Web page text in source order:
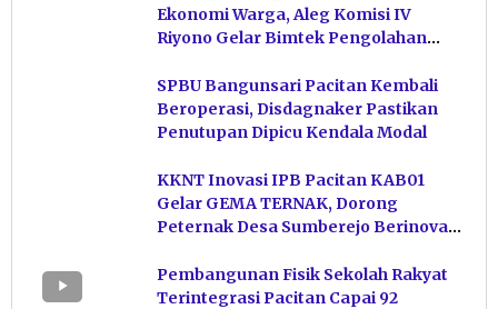
Ekonomi Warga, Aleg Komisi IV
Riyono Gelar Bimtek Pengolahan
SPBU Bangunsari Pacitan Kembali
Beroperasi, Disdagnaker Pastikan
Penutupan Dipicu Kendala Modal
KKNT Inovasi IPB Pacitan KAB01
Gelar GEMA TERNAK, Dorong
Peternak Desa Sumberejo Berinovasi
Pembangunan Fisik Sekolah Rakyat
Terintegrasi Pacitan Capai 92